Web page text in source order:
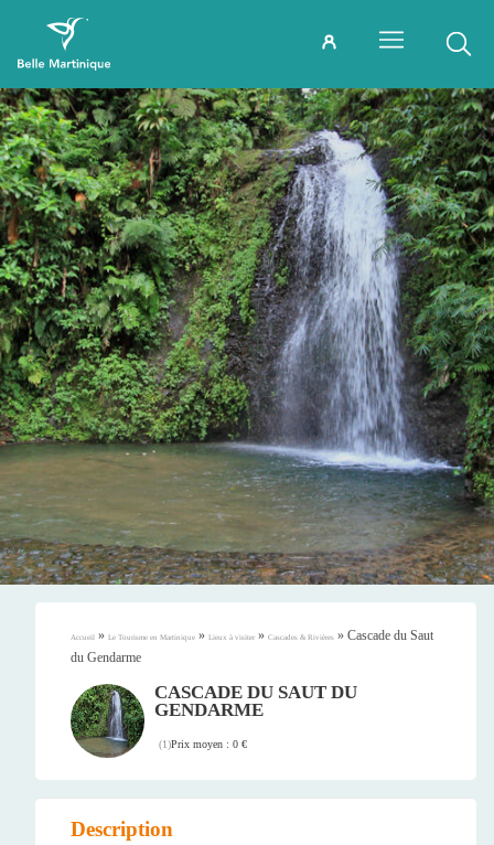
Accueil » Le Tourisme en Martinique » Lieux à visiter » Cascades & Rivières » Cascade du Saut
du Gendarme
CASCADE DU SAUT DU
GENDARME
(1)Prix moyen : 0 €
Description